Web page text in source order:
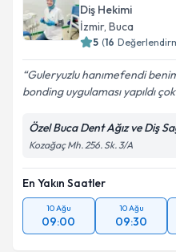
Diş Hekimi
İzmir, Buca
5 (16
Guleryuzlu hanımefendi
bonding uygulaması yapıldı
Özel Buca Dent Ağız ve Diş
Kozağaç Mh. 256. Sk. 3/A
En Yakın Saatler
10 Ağu
09:00
10 Ağu
09:30